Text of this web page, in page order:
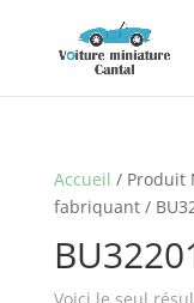
Accueil / Produit
fabriquant /